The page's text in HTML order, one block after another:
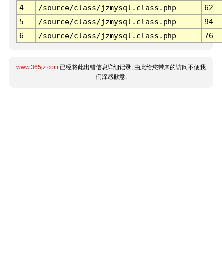
4
/source/class/jzmysql.class.php
62
5
/source/class/jzmysql.class.php
94
6
/source/class/jzmysql.class.php 76
www.365jz.com 已经将此出错信息详细记录, 由此给您带来的访问不便我
们深感歉意.